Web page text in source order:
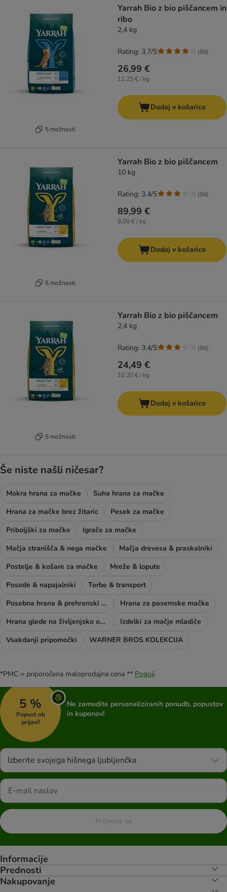
5 možnosti
Yarrah Bio z bio piščancem in
ribo
2,4 kg
26,99 €
11,25 € / kg
Rating: 3.7/5 (88)
Dodaj v košarico
5 možnosti
Yarrah Bio z bio piščancem
10 kg
89,99 €
9,00 € / kg
Rating: 3.4/5 (96)
Dodaj v košarico
5 možnosti
Yarrah Bio z bio piščancem
2,4 kg
24,49 €
10,20 € / kg
Rating: 3.4/5 (96)
Dodaj v košarico
Še niste našli ničesar?
Mokra hrana za mačke
Suha hrana za mačke
Hrana za mačke brez žitaric
Pesek za mačke
Priboljški za mačke
Igrače za mačke
Mačja stranišča & nega mačke
Mačja drevesa & praskalniki
Postelje & košare za mačke
Mreže & lopute
Posode & napajalniki
Torbe & transport
Posebna hrana & prehranski dodatki
Hrana za pasemske mačke
Hrana glede na življenjsko obdobje mačke
Izdelki za mačje mladiče
Vsakdanji pripomočki
WARNER BROS KOLEKCIJA
*PMC = priporočena maloprodajna cena ** Pogoji
5 %
Popust ob
prijavi!
Ne zamudite personaliziranih ponudb, popustov
in kuponov!
Izberite svojega hišnega ljubljenčka
Prijavite se
Informacije
Prednosti
Nakupovanje